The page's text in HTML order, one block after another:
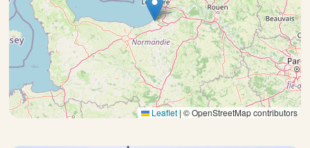
Leaflet | © OpenStreetMap contributors